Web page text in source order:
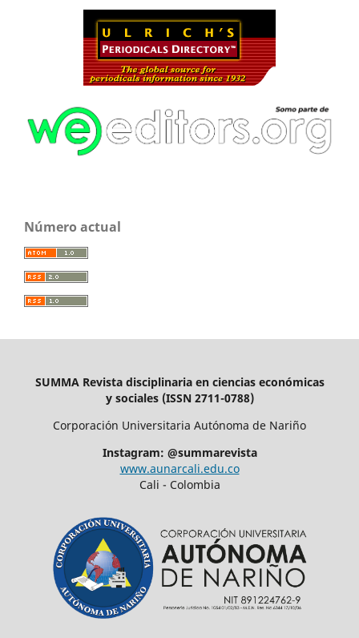
Número actual
SUMMA Revista disciplinaria en ciencias económicas
y sociales (ISSN 2711-0788)
Corporación Universitaria Autónoma de Nariño
Instagram: @summarevista
www.aunarcali.edu.co
Cali - Colombia